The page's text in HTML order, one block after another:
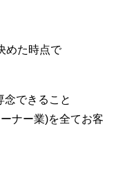
めた時点で
念できること
ナー業)を全てお客